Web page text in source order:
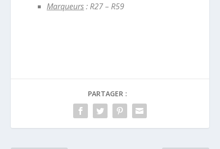
Marqueurs: R27 – R59
PARTAGER :